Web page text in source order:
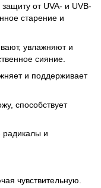
от UVA- и UVB-
старение и
увлажняют и
сияние.
и поддерживает
способствует
радикалы и
чувствительную.